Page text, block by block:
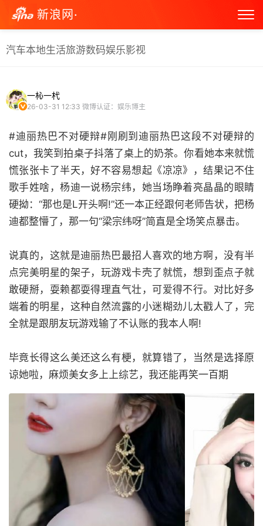
新浪网·
汽车本地生活旅游数码娱乐影视
一杺一杙
26-03-31 12:33 微博认证：娱乐博主
#迪丽热巴不对硬辩#刚刷到迪丽热巴这段不对硬辩的
cut，我笑到拍桌子抖落了桌上的奶茶。你看她本来就慌
慌张张卡了半天，好不容易想起《凉凉》，结果记不住
歌手姓啥，杨迪一说杨宗纬，她当场睁着亮晶晶的眼睛
硬拗：“那也是L开头啊!”还一本正经跟何老师告状，把杨
迪都整懵了，那一句“梁宗纬呀”简直是全场笑点暴击。
说真的，这就是迪丽热巴最招人喜欢的地方啊，没有半
点完美明星的架子，玩游戏卡壳了就慌，想到歪点子就
敢硬掰，耍赖都耍得理直气壮，可爱得不行。对比好多
端着的明星，这种自然流露的小迷糊劲儿太戳人了，完
全就是跟朋友玩游戏输了不认账的我本人啊!
毕竟长得这么美还这么有梗，就算错了，当然是选择原
谅她啦，麻烦美女多上上综艺，我还能再笑一百期